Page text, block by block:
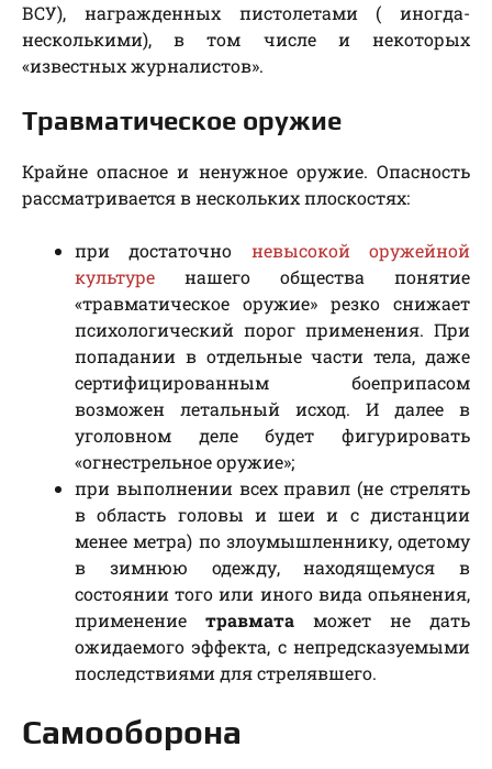
ВСУ), награжденных пистолетами ( иногда-
несколькими), в том числе и некоторых
«известных журналистов».
Травматическое оружие
Крайне опасное и ненужное оружие. Опасность
рассматривается в нескольких плоскостях:
при достаточно невысокой оружейной
культуре нашего общества понятие
«травматическое оружие» резко снижает
психологический порог применения. При
попадании в отдельные части тела, даже
сертифицированным боеприпасом
возможен летальный исход. И далее в
уголовном деле будет фигурировать
«огнестрельное оружие»;
при выполнении всех правил (не стрелять
в область головы и шеи и с дистанции
менее метра) по злоумышленнику, одетому
в зимнюю одежду, находящемуся в
состоянии того или иного вида опьянения,
применение травмата может не дать
ожидаемого эффекта, с непредсказуемыми
последствиями для стрелявшего.
Самооборона